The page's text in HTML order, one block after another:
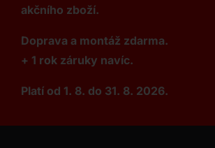
akčního zboží.
Doprava a montáž zdarma.
+ 1 rok záruky navíc.
Platí od 1. 8. do 31. 8. 2026.